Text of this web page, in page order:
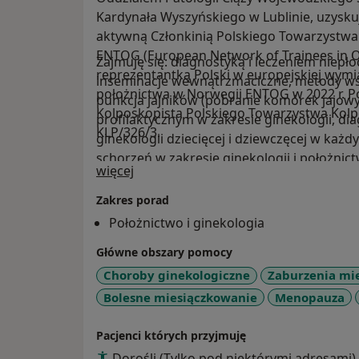
Kardynała Wyszyńskiego w Lublinie,
aktywną Członkinią Polskiego
ENTOG (European Network of Trainees in
reprezentantką Polski w europejskiej
położnictwa w Norwegii ENTOG w 2022 r.
Kolposkopista Polskiego Towarzystwa
KLP/326/3.
Zajmuję się: diagnostyką i leczeniem
inseminacje wewnątrzmaciczne, metody
punkcja jajników (pobranie komórek
profilaktycznym w zakresie ginekologii,
ginekologii dziecięcej i dziewczęcej w
schorzeń w zakresie ginekologii i
w pełnym zakresie metod, ultrasonografią
opieką po ciąży i połogu.
więcej
Zakres porad
Położnictwo i ginekologia
Główne obszary pomocy
Choroby ginekologiczne
Zaburzenia
Bolesne miesiączkowanie
Menopauza
Pacjenci których przyjmuję